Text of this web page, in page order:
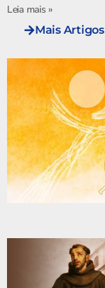
Leia mais »
Mais Artigos